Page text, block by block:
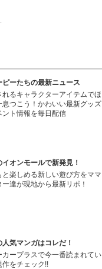
ピーたちの最新ニュース
れるキャラクターアイテムでほ
息つこう！かわいい最新グッズ
ント情報を毎日配信
イオンモールで新発見！
と楽しめる新しい遊び方をママ
ー達が現地から最新リポ！
人気マンガはコレだ！
カープラスで今一番読まれてい
作をチェック!!